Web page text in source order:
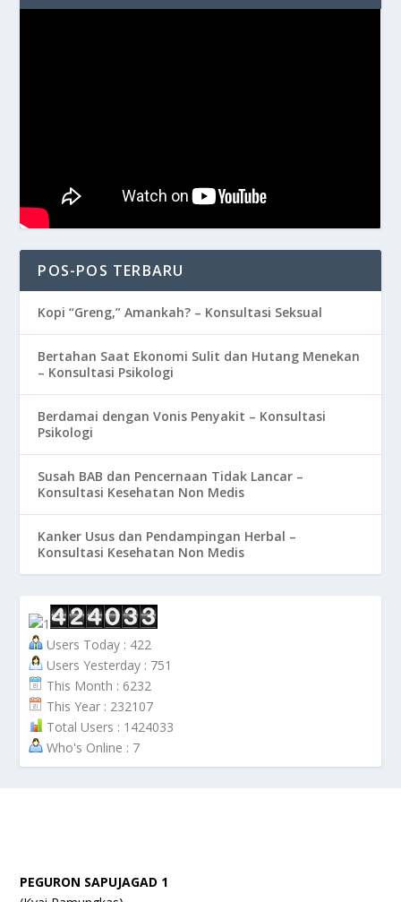
POS-POS TERBARU
Kopi “Greng,” Amankah? – Konsultasi Seksual
Bertahan Saat Ekonomi Sulit dan Hutang Menekan
– Konsultasi Psikologi
Berdamai dengan Vonis Penyakit – Konsultasi
Psikologi
Susah BAB dan Pencernaan Tidak Lancar –
Konsultasi Kesehatan Non Medis
Kanker Usus dan Pendampingan Herbal –
Konsultasi Kesehatan Non Medis
Users Today : 422
Users Yesterday : 751
This Month : 6232
This Year : 232107
Total Users : 1424033
Who's Online : 7
PEGURON SAPUJAGAD 1